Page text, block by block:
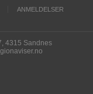
ANMELDELSER
4315 Sandnes